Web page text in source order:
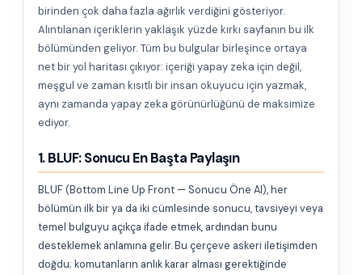
birinden çok daha fazla ağırlık verdiğini gösteriyor.
Alıntılanan içeriklerin yaklaşık yüzde kırkı sayfanın bu ilk
bölümünden geliyor. Tüm bu bulgular birleşince ortaya
net bir yol haritası çıkıyor: içeriği yapay zeka için değil,
meşgul ve zaman kısıtlı bir insan okuyucu için yazmak,
aynı zamanda yapay zeka görünürlüğünü de maksimize
ediyor.
1. BLUF: Sonucu En Başta Paylaşın
BLUF (Bottom Line Up Front — Sonucu Öne Al), her
bölümün ilk bir ya da iki cümlesinde sonucu, tavsiyeyi veya
temel bulguyu açıkça ifade etmek, ardından bunu
desteklemek anlamına gelir. Bu çerçeve askeri iletişimden
doğdu; komutanların anlık karar alması gerektiğinde